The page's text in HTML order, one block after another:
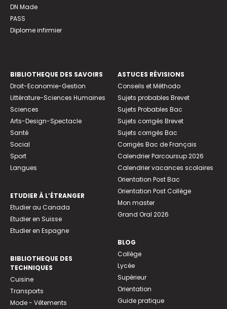
DN Made
PASS
Diplome infirmier
BIBLIOTHEQUE DES SAVOIRS
Droit-Economie-Gestion
Littérature-Sciences Humaines
Sciences
Arts-Design-Spectacle
Santé
Social
Sport
Langues
ETUDIER À L’ÉTRANGER
Etudier au Canada
Etudier en Suisse
Etudier en Espagne
BIBLIOTHEQUE DES
TECHNIQUES
Cuisine
Transports
Mode - Vêtements
ASTUCES RÉVISIONS
Conseils et Méthodo
Sujets probables Brevet
Sujets Probables Bac
Sujets corrigés Brevet
Sujets corrigés Bac
Corrigés Bac de Français
Calendrier Parcoursup 2026
Calendrier vacances scolaires
Orientation Post Bac
Orientation Post Collège
Mon master
Grand Oral 2026
BLOG
Collège
Lycée
Supérieur
Orientation
Guide pratique